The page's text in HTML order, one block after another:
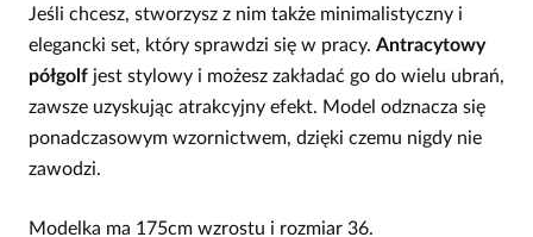
Jeśli chcesz, stworzysz z nim także minimalistyczny i
elegancki set, który sprawdzi się w pracy. Antracytowy
półgolf jest stylowy i możesz zakładać go do wielu ubrań,
zawsze uzyskując atrakcyjny efekt. Model odznacza się
ponadczasowym wzornictwem, dzięki czemu nigdy nie
zawodzi.
Modelka ma 175cm wzrostu i rozmiar 36.